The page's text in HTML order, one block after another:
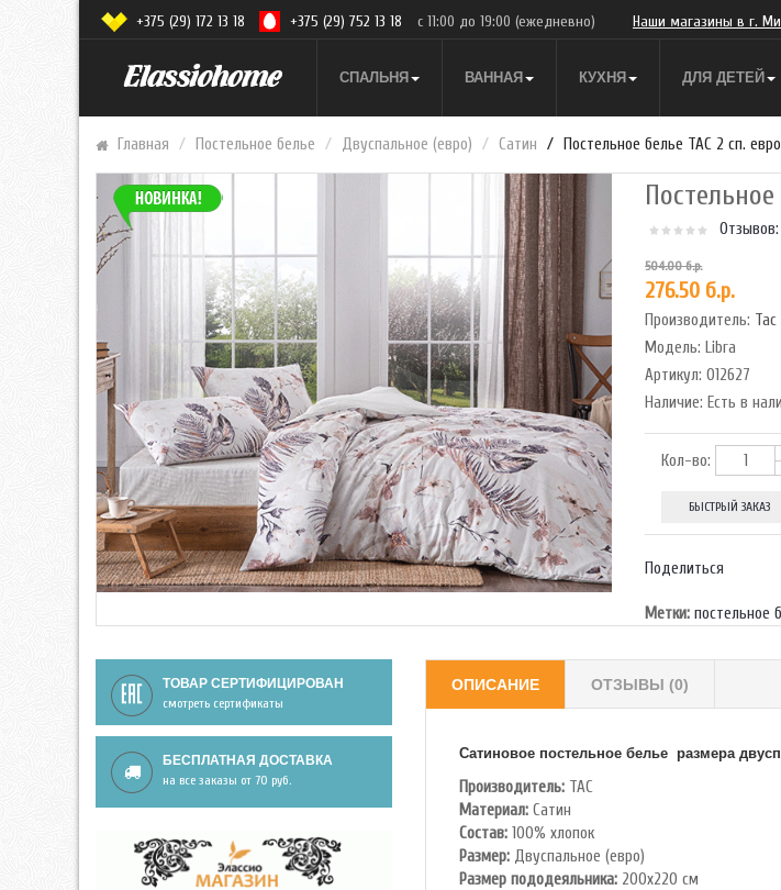
СПАЛЬНЯ ВАННАЯ КУХНЯ ДЛЯ ДЕТЕЙ
+375 (29) 172 13 18 +375 (29) 752 13 18 с 11:00 до 19:00 (ежедневно) Наши магазины в г.
Главная Постельное белье Двуспальное (евро) Сатин Постельное белье TAC 2 сп.
504.00 б.р.
276.50 б.р.
Производитель: Tac
Модель: Libra
Артикул:012627
Наличие: Есть в
Кол-во:
БЫСТРЫЙ ЗАКАЗ
Поделиться
Метки: постельное
ТОВАР СЕРТИФИЦИРОВАН
смотреть сертификаты
БЕСПЛАТНАЯ ДОСТАВКА
на все заказы от 70 руб.
ОПИСАНИЕ ОТЗЫВЫ (0)
Сатиновое постельное белье размера
Производитель: TAC
Материал: Сатин
Состав: 100% хлопок
Размер: Двуспальное (евро)
Размер пододеяльника: 200х220 см